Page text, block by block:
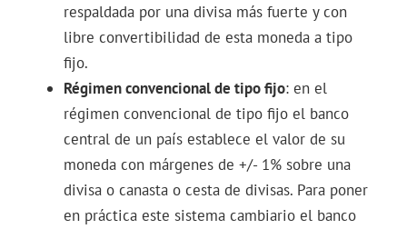
respaldada por una divisa más fuerte y con
libre convertibilidad de esta moneda a tipo
fijo.
Régimen convencional de tipo fijo: en el
régimen convencional de tipo fijo el banco
central de un país establece el valor de su
moneda con márgenes de +/- 1% sobre una
divisa o canasta o cesta de divisas. Para poner
en práctica este sistema cambiario el banco